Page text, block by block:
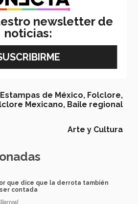
Estampas de México, Folclore,
Mexicano, Baile regional
Arte y Cultura
que dice que la derrota también
contada
newsletter de
noticias: